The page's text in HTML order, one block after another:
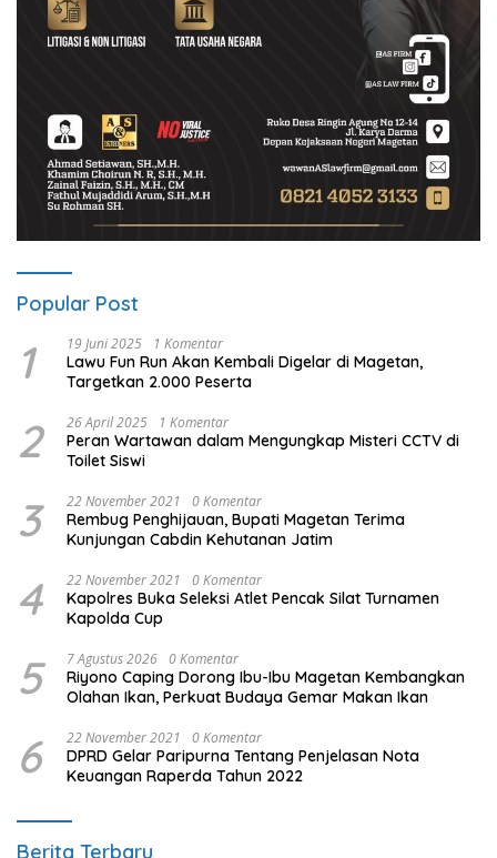
Popular Post
1 19 Juni 2025 1 Komentar
Lawu Fun Run Akan Kembali Digelar di Magetan,
Targetkan 2.000 Peserta
2 26 April 2025 1 Komentar
Peran Wartawan dalam Mengungkap Misteri CCTV di
Toilet Siswi
3 22 November 2021 0 Komentar
Rembug Penghijauan, Bupati Magetan Terima
Kunjungan Cabdin Kehutanan Jatim
4 22 November 2021 0 Komentar
Kapolres Buka Seleksi Atlet Pencak Silat Turnamen
Kapolda Cup
5 7 Agustus 2026 0 Komentar
Riyono Caping Dorong Ibu-Ibu Magetan Kembangkan
Olahan Ikan, Perkuat Budaya Gemar Makan Ikan
6 22 November 2021 0 Komentar
DPRD Gelar Paripurna Tentang Penjelasan Nota
Keuangan Raperda Tahun 2022
Berita Terbaru